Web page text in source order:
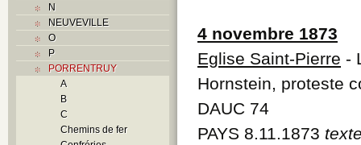
N
NEUVEVILLE
O
P
PORRENTRUY
A
B
C
Chemins de fer
4 novembre 1873
Eglise Saint-Pierre -
Hornstein, proteste
DAUC 74
PAYS 8.11.1873